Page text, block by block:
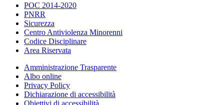
POC 2014-2020
PNRR
Sicurezza
Centro Antiviolenza Minorenni
Codice Disciplinare
Area Riservata
Amministrazione Trasparente
Albo online
Privacy Policy
Dichiarazione di accessibilità
Obiettivi di accessibilità